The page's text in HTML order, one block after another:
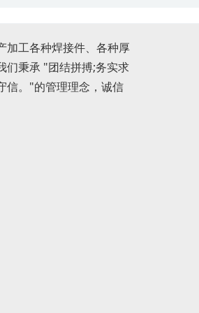
加工各种焊接件、各种厚
们秉承 "团结拼搏;务实求
信。"的管理理念，诚信